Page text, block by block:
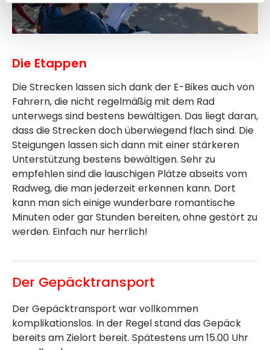
Die Etappen
Die Strecken lassen sich dank der E-Bikes auch von
Fahrern, die nicht regelmäßig mit dem Rad
unterwegs sind bestens bewältigen. Das liegt daran,
dass die Strecken doch überwiegend flach sind. Die
Steigungen lassen sich dann mit einer stärkeren
Unterstützung bestens bewältigen. Sehr zu
empfehlen sind die lauschigen Plätze abseits vom
Radweg, die man jederzeit erkennen kann. Dort
kann man sich einige wunderbare romantische
Minuten oder gar Stunden bereiten, ohne gestört zu
werden. Einfach nur herrlich!
Der Gepäcktransport
Der Gepäcktransport war vollkommen
komplikationslos. In der Regel stand das Gepäck
bereits am Zielort bereit. Spätestens um 15.00 Uhr